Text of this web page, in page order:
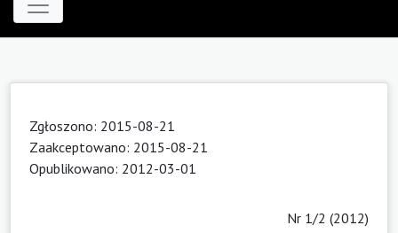
Zgłoszono: 2015-08-21
Zaakceptowano: 2015-08-21
Opublikowano: 2012-03-01
Nr 1/2 (2012)